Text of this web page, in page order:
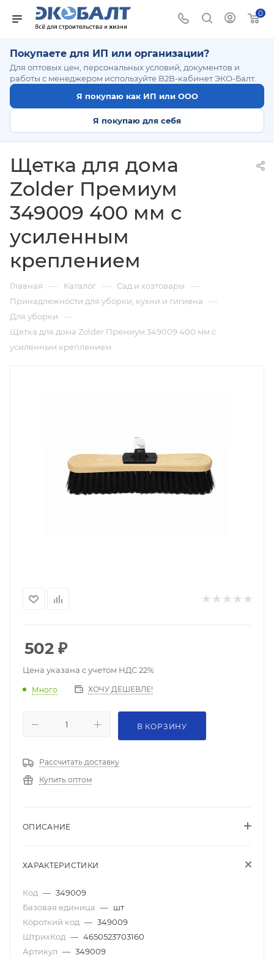
0
Покупаете для ИП или организации?
Для оптовых цен, персональных условий, документов и
работы с менеджером используйте B2B-кабинет ЭКО-Балт.
Я покупаю как ИП или ООО
Я покупаю для себя
Щетка для дома
Zolder Премиум
349009 400 мм с
усиленным
креплением
Главная — Каталог — Сад и хозтовары —
Принадлежности для уборки, кухни и гигиена —
Для уборки —
Щетка для дома Zolder Премиум 349009 400 мм с
усиленным креплением
502 ₽
Цена указана с учетом НДС 22%
Много ХОЧУ ДЕШЕВЛЕ!
В КОРЗИНУ
Рассчитать доставку
Купить оптом
ОПИСАНИЕ
ХАРАКТЕРИСТИКИ
Код — 349009
Базовая единица — шт
Короткий код — 349009
ШтрихКод — 4650523703160
Артикул — 349009